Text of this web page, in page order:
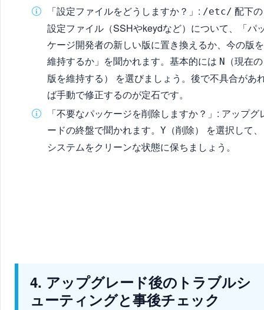
「設定ファイルをどうしますか？」: /etc/ 配下の
設定ファイル（SSHやkeydなど）について、「パ
ケージ開発者の新しい版に置き換えるか、今の版を
維持するか」を聞かれます。基本的には N
（現在の
版を維持する） を選びましょう。後で不具合があ
ば手動で修正するのが定石です。
「不要なパッケージを削除しますか？」: アップグ
ードの終盤で聞かれます。 Y （削除） を選択して、
システムをクリーンな状態に保ちましょう。
4. アップグレード後のトラブルシ
ューティングと事後チェック